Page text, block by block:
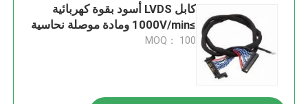
كابل LVDS أسود بقوة كهربائية
≥1000V/min ومادة موصلة نحاسية
MOQ： 100